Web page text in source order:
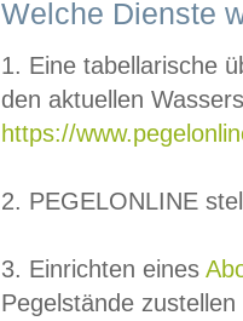
Welche Dienste
1. Eine tabellarische
den aktuellen
https://
2. PEGELONLINE
3. Einrichten eines
Pegelstände